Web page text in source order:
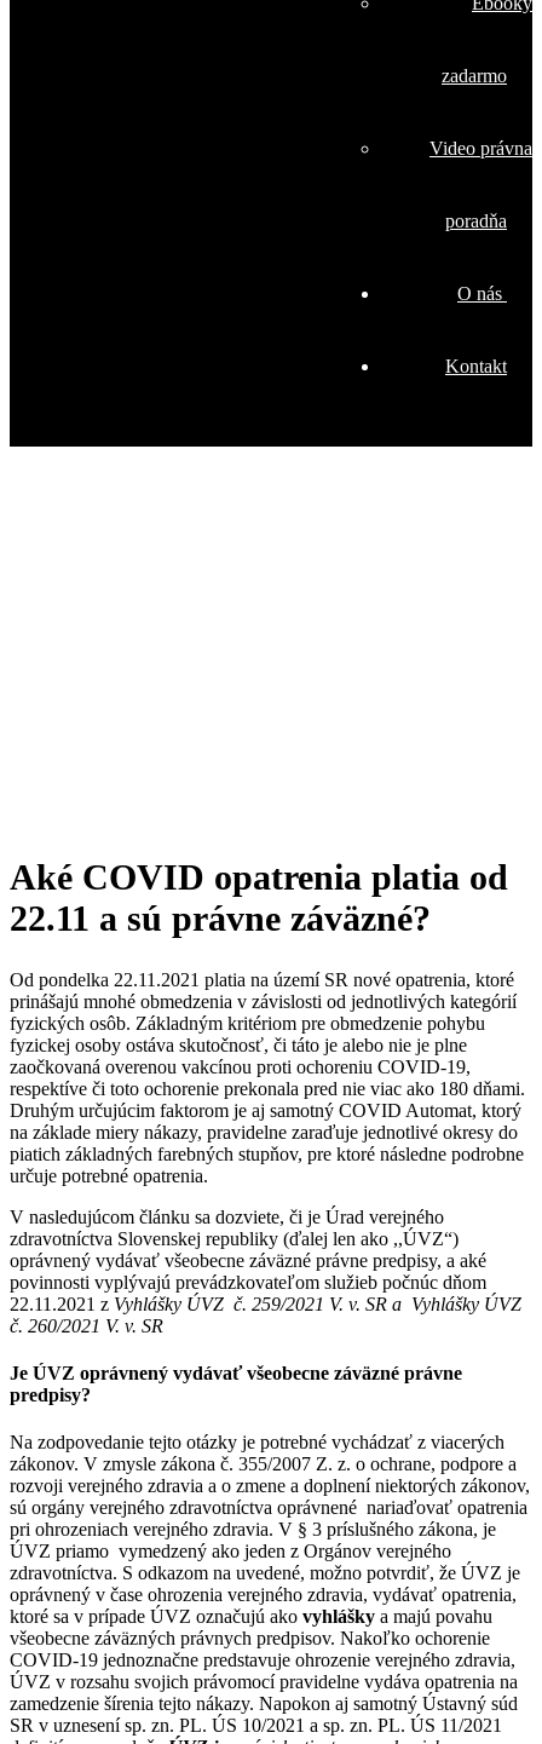
zadarmo
Video právna
poradňa
O nás
Kontakt
Aké COVID opatrenia platia od
22.11 a sú právne záväzné?
Od pondelka 22.11.2021 platia na území SR nové opatrenia, ktoré
prinášajú mnohé obmedzenia v závislosti od jednotlivých kategórií
fyzických osôb. Základným kritériom pre obmedzenie pohybu
fyzickej osoby ostáva skutočnosť, či táto je alebo nie je plne
zaočkovaná overenou vakcínou proti ochoreniu COVID-19,
respektíve či toto ochorenie prekonala pred nie viac ako 180 dňami.
Druhým určujúcim faktorom je aj samotný COVID Automat, ktorý
na základe miery nákazy, pravidelne zaraďuje jednotlivé okresy do
piatich základných farebných stupňov, pre ktoré následne podrobne
určuje potrebné opatrenia.
V nasledujúcom článku sa dozviete, či je Úrad verejného
zdravotníctva Slovenskej republiky (ďalej len ako ,,ÚVZ“)
oprávnený vydávať všeobecne záväzné právne predpisy, a aké
povinnosti vyplývajú prevádzkovateľom služieb počnúc dňom
22.11.2021 z Vyhlášky ÚVZ č. 259/2021 V. v. SR a Vyhlášky ÚVZ
č. 260/2021 V. v. SR
Je ÚVZ oprávnený vydávať všeobecne záväzné právne
predpisy?
Na zodpovedanie tejto otázky je potrebné vychádzať z viacerých
zákonov. V zmysle zákona č. 355/2007 Z. z. o ochrane, podpore a
rozvoji verejného zdravia a o zmene a doplnení niektorých zákonov,
sú orgány verejného zdravotníctva oprávnené nariaďovať opatrenia
pri ohrozeniach verejného zdravia. V § 3 príslušného zákona, je
ÚVZ priamo vymedzený ako jeden z Orgánov verejného
zdravotníctva. S odkazom na uvedené, možno potvrdiť, že ÚVZ je
oprávnený v čase ohrozenia verejného zdravia, vydávať opatrenia,
ktoré sa v prípade ÚVZ označujú ako vyhlášky a majú povahu
všeobecne záväzných právnych predpisov. Nakoľko ochorenie
COVID-19 jednoznačne predstavuje ohrozenie verejného zdravia,
ÚVZ v rozsahu svojich právomocí pravidelne vydáva opatrenia na
zamedzenie šírenia tejto nákazy. Napokon aj samotný Ústavný súd
SR v uznesení sp. zn. PL. ÚS 10/2021 a sp. zn. PL. ÚS 11/2021